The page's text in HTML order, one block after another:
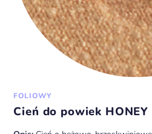
FOLIOWY
Cień do powiek HONEY